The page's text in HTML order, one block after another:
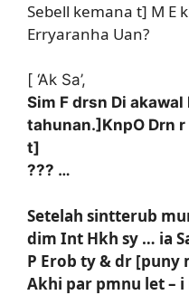
Sebell kemana t] M E
Erryaranha Uan?
[ ‘Ak Sa’,
Sim F drsn Di
tahunan.]KnpO Drn
t]
??? …
Setelah sintterub
dim Int Hkh sy … ia
P Erob ty & dr [puny
Akhi par pmnu let – i